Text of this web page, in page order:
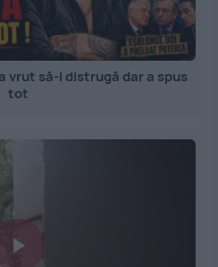
vrut să-l distrugă dar a spus
tot